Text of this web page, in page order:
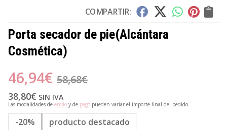
COMPARTIR:
Porta secador de pie(Alcántara
Cosmética)
46,94€ 58,68€
38,80€ SIN IVA
Las modalidades de envío y de pago pueden variar el importe final del pedido.
-20% producto destacado